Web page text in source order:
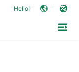
Hello!